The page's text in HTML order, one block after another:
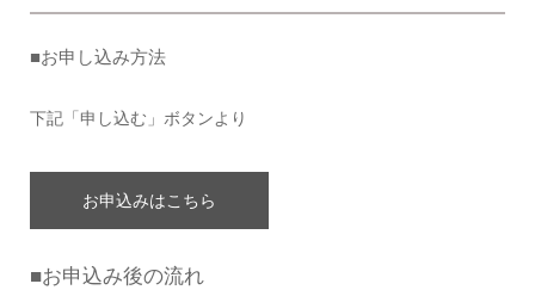
■お申し込み方法
下記「申し込む」ボタンより
お申込みはこちら
■お申込み後の流れ